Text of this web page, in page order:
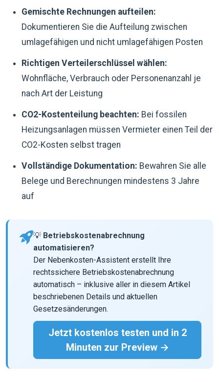
Gemischte Rechnungen aufteilen:
Dokumentieren Sie die Aufteilung zwischen
umlagefähigen und nicht umlagefähigen Posten
Richtigen Verteilerschlüssel wählen:
Wohnfläche, Verbrauch oder Personenanzahl je
nach Art der Leistung
CO2-Kostenteilung beachten: Bei fossilen
Heizungsanlagen müssen Vermieter einen Teil der
CO2-Kosten selbst tragen
Vollständige Dokumentation: Bewahren Sie alle
Belege und Berechnungen mindestens 3 Jahre
auf
💡 Betriebskostenabrechnung
automatisieren?
Der Nebenkosten-Assistent erstellt Ihre
rechtssichere Betriebskostenabrechnung
automatisch – inklusive aller in diesem Artikel
beschriebenen Details und aktuellen
Gesetzesänderungen.
Jetzt kostenlos testen und in 2
Minuten zur Preview →